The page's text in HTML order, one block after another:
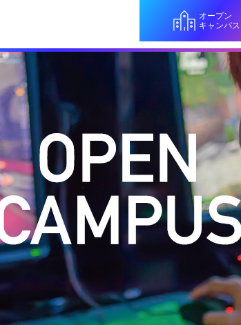
オープン
キャンパス